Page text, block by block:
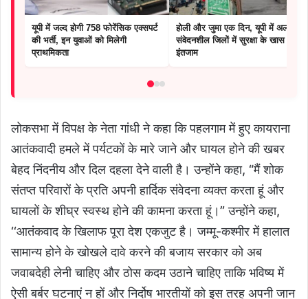
यूपी में जल्द होगी 758 फोरेंसिक एक्सपर्ट
की भर्ती, इन युवाओं को मिलेगी
प्राथमिकता
होली और जुमा एक दिन, यूपी में अलर्ट :
संवेदनशील जिलों में सुरक्षा के खास
इंतजाम
लोकसभा में विपक्ष के नेता गांधी ने कहा कि पहलगाम में हुए कायराना
आतंकवादी हमले में पर्यटकों के मारे जाने और घायल होने की खबर
बेहद निंदनीय और दिल दहला देने वाली है। उन्होंने कहा, “मैं शोक
संतप्त परिवारों के प्रति अपनी हार्दिक संवेदना व्यक्त करता हूं और
घायलों के शीघ्र स्वस्थ होने की कामना करता हूं।” उन्होंने कहा,
‘‘आतंकवाद के खिलाफ पूरा देश एकजुट है। जम्मू-कश्मीर में हालात
सामान्य होने के खोखले दावे करने की बजाय सरकार को अब
जवाबदेही लेनी चाहिए और ठोस कदम उठाने चाहिए ताकि भविष्य में
ऐसी बर्बर घटनाएं न हों और निर्दोष भारतीयों को इस तरह अपनी जान